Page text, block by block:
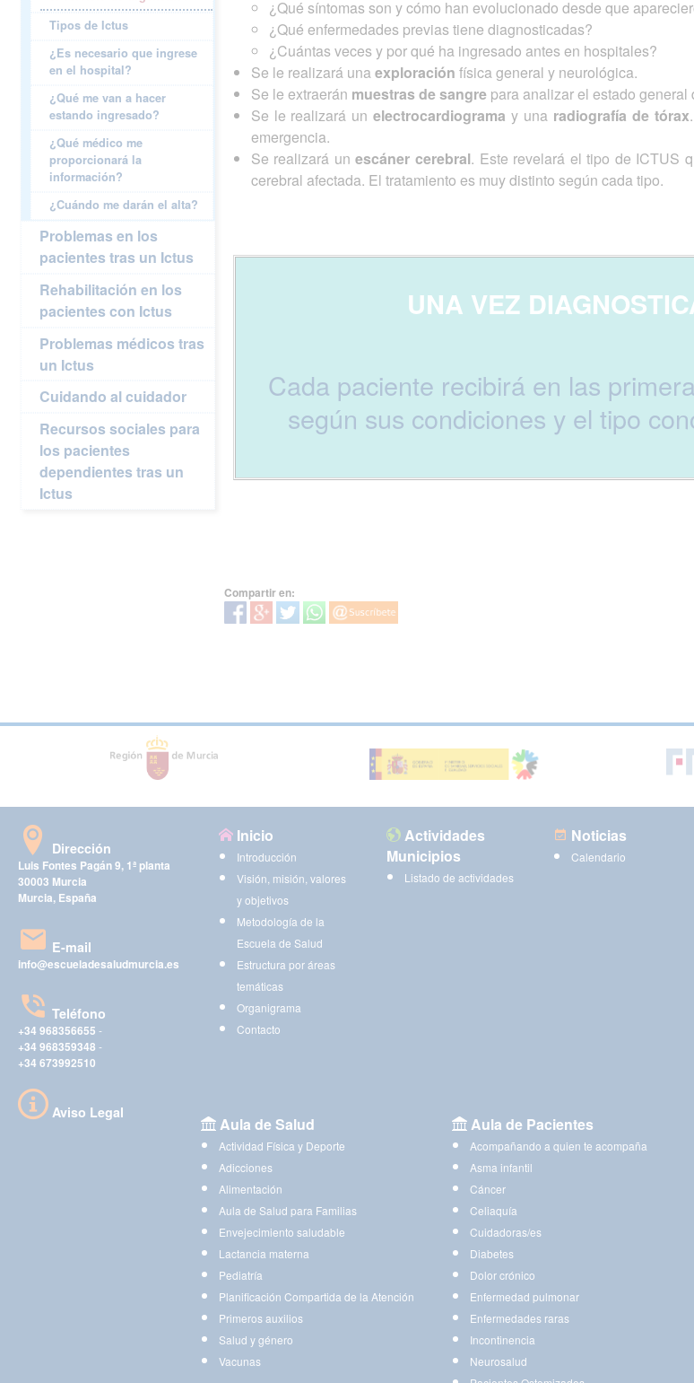
Tipos de Ictus
¿Es necesario que ingrese
en el hospital?
¿Qué me van a hacer
estando ingresado?
¿Qué médico me
proporcionará la
información?
¿Cuándo me darán el alta?
Problemas en los
pacientes tras un Ictus
Rehabilitación en los
pacientes con Ictus
Problemas médicos tras
un Ictus
Cuidando al cuidador
Recursos sociales para
los pacientes
dependientes tras un
Ictus
¿Qué síntomas son y cómo han evolucionado desde que
¿Qué enfermedades previas tiene diagnosticadas?
¿Cuántas veces y por qué ha ingresado antes en hospitales?
Se le realizará unaexploración física general y neurológica.
Se le extraerán muestras de sangrepara analizar el estado general
Se le realizará unelectrocardiogramay una radiografía de tórax
emergencia.
Se realizará unescáner cerebral. Este revelará el tipo de ICTUS
cerebral afectada. El tratamiento es muy distinto según cada tipo.
UNA VEZ
Cada paciente recibirá en las
según sus condiciones y el tipo
Compartir en:
Dirección
Luis Fontes Pagán 9, 1ª planta
30003 Murcia
Murcia, España
E-mail
info@escueladesaludmurcia.es
Teléfono
+34 968356655 -
+34 968359348 -
+34 673992510
Aviso Legal
Inicio
Introducción
Visión, misión, valores
y objetivos
Metodología de la
Escuela de Salud
Estructura por áreas
temáticas
Organigrama
Contacto
Actividades
Municipios
Listado de actividades
Noticias
Calendario
Aula de Salud
Actividad Física y Deporte
Adicciones
Alimentación
Aula de Salud para Familias
Envejecimiento saludable
Lactancia materna
Pediatría
Planificación Compartida de la Atención
Primeros auxilios
Salud y género
Vacunas
Aula de Pacientes
Acompañando a quien te acompaña
Asma infantil
Cáncer
Celiaquía
Cuidadoras/es
Diabetes
Dolor crónico
Enfermedad pulmonar
Enfermedades raras
Incontinencia
Neurosalud